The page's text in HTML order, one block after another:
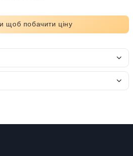
щоб побачити ціну